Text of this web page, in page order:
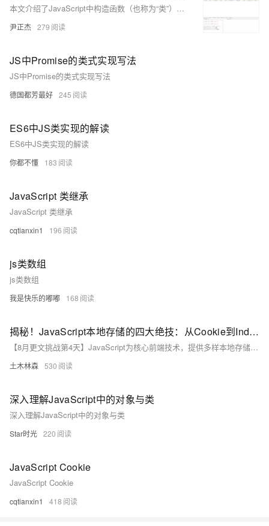
本文介绍了JavaScript中构造函数（也称为“类”）的定义和使用方法。
尹正杰 279
JS中Promise的类式实现写法
JS中Promise的类式实现写法
德国都芳最好 245
ES6中JS类实现的解读
ES6中JS类实现的解读
你都不懂 183
JavaScript 类继承
JavaScript 类继承
cqtianxin1 196
js类数组
js类数组
我是快乐的嘟嘟 168
揭秘！JavaScript本地存储的四大绝技：从Cookie到IndexedDB，让你的Web应用秒变数据存储高手，轻松应对各种挑战！
【8月更文挑战第4天】JavaScript为核心前端技术，提供多样本地存储方案以优化用户体验与减少服务器负载。首先，Cookie虽用于基本数据如登录状态，但受大小限制及安全性影响。接着，Web Storage中的LocalStorage持久存储不变数据，SessionStorage则限于单次会话。更进一步，IndexedDB作为全面数据库解决方案，支持复杂数据操作但使用较复杂。每种方式根据应用需求各有优势。
土木林森 530
深入理解JavaScript中的对象与类
深入理解JavaScript中的对象与类
Star时光 220
JavaScript Cookie
JavaScript Cookie
cqtianxin1 418